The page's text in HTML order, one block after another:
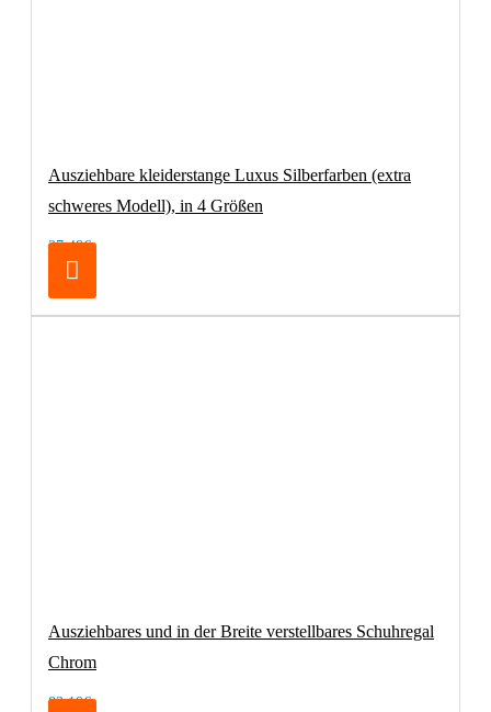
Ausziehbare kleiderstange Luxus Silberfarben (extra
schweres Modell), in 4 Größen
27,48€
Ausziehbares und in der Breite verstellbares Schuhregal
Chrom
83,19€